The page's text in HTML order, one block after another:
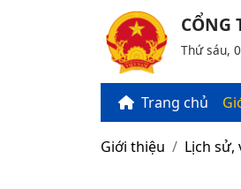
CỔNG
Thứ sáu,
Trang chủ
Giới thiệu Lịch sử,